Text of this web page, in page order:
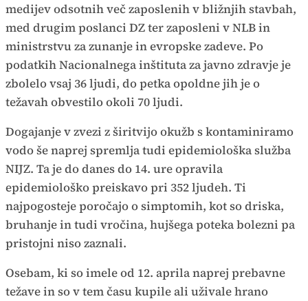
medijev odsotnih več zaposlenih v bližnjih stavbah,
med drugim poslanci DZ ter zaposleni v NLB in
ministrstvu za zunanje in evropske zadeve. Po
podatkih Nacionalnega inštituta za javno zdravje je
zbolelo vsaj 36 ljudi, do petka opoldne jih je o
težavah obvestilo okoli 70 ljudi.
Dogajanje v zvezi z širitvijo okužb s kontaminiramo
vodo še naprej spremlja tudi epidemiološka služba
NIJZ. Ta je do danes do 14. ure opravila
epidemiološko preiskavo pri 352 ljudeh. Ti
najpogosteje poročajo o simptomih, kot so driska,
bruhanje in tudi vročina, hujšega poteka bolezni pa
pristojni niso zaznali.
Osebam, ki so imele od 12. aprila naprej prebavne
težave in so v tem času kupile ali uživale hrano